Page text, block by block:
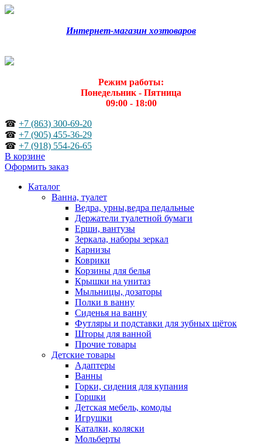
Интернет-магазин хозтоваров
Режим работы:
Понедельник - Пятница
09:00 - 18:00
☎ +7 (863) 300-69-20
☎ +7 (905) 455-36-29
☎ +7 (918) 554-26-65
В корзине
Оформить заказ
Каталог
Ванна, туалет
Ведра, урны,ведра педальные
Держатели туалетной бумаги
Ерши, вантузы
Зеркала, наборы зеркал
Карнизы
Коврики
Корзины для белья
Крышки на унитаз
Мыльницы, дозаторы
Полки в ванну
Сиденья на ванну
Футляры и подставки для зубных щёток
Шторы для ванной
Прочие товары
Детские товары
Адаптеры
Ванны
Горки, сидения для купания
Горшки
Детская мебель, комоды
Игрушки
Каталки, коляски
Мольберты